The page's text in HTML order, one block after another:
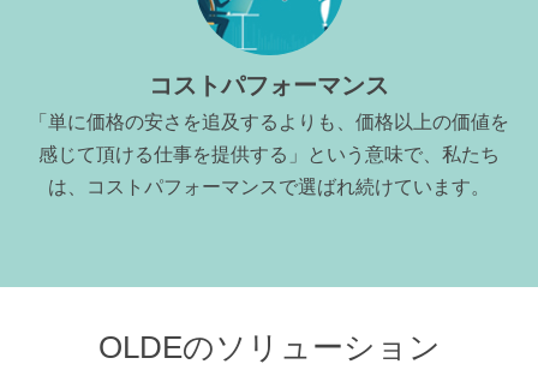
コストパフォーマンス
「単に価格の安さを追及するよりも、価格以上の価値を
感じて頂ける仕事を提供する」という意味で、私たち
は、コストパフォーマンスで選ばれ続けています。
OLDEのソリューション